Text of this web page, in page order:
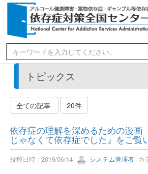
トピックス
全ての記事 20件
依存症の理解を深めるための漫画
じゃなくて依存症でした』をご覧
投稿日時 : 2019/06/14 システム管理者 カ